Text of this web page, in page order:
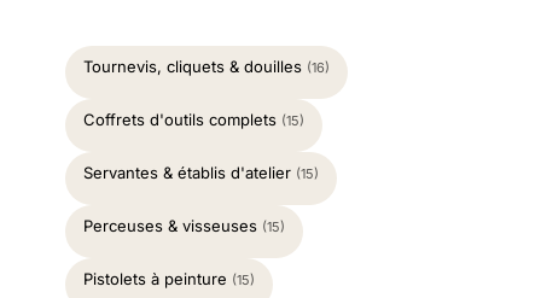
Tournevis, cliquets & douilles (16)
Coffrets d'outils complets (15)
Servantes & établis d'atelier (15)
Perceuses & visseuses (15)
Pistolets à peinture (15)